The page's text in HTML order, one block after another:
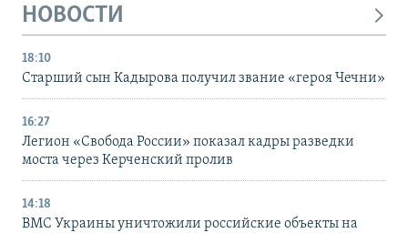
НОВОСТИ
18:10
Старший сын Кадырова получил звание «героя Чечни»
16:27
Легион «Свобода России» показал кадры разведки
моста через Керченский пролив
14:18
ВМС Украины уничтожили российские объекты на